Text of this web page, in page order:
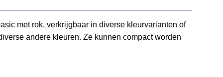
met rok, verkrijgbaar in diverse kleurvarianten of
andere kleuren. Ze kunnen compact worden